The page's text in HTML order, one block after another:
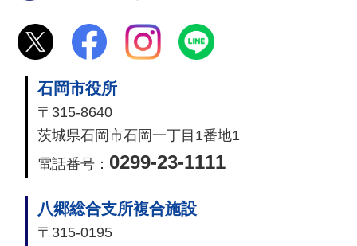
石岡市役所
〒315-8640
茨城県石岡市石岡一丁目1番地1
電話番号： 0299-23-1111
八郷総合支所複合施設
〒315-0195